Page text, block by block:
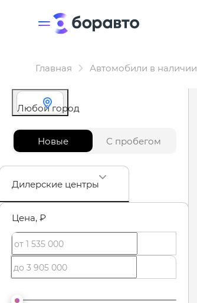
Главная Автомобили в наличии
Любой город
Новые С пробегом
Дилерские центры
Цена, ₽